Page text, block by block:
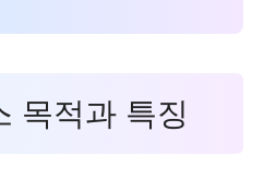
목적과 특징